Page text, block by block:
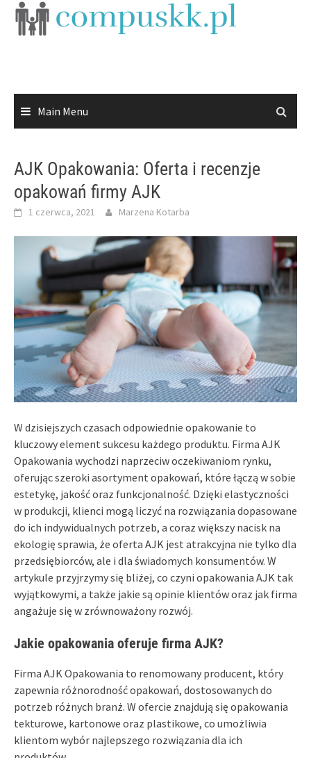
Skip
Main Menu
AJK Opakowania: Oferta i recenzje
opakowań firmy AJK
1 czerwca, 2021 Marzena Kotarba
W dzisiejszych czasach odpowiednie opakowanie to
kluczowy element sukcesu każdego produktu. Firma AJK
Opakowania wychodzi naprzeciw oczekiwaniom rynku,
oferując szeroki asortyment opakowań, które łączą w sobie
estetykę, jakość oraz funkcjonalność. Dzięki elastyczności
w produkcji, klienci mogą liczyć na rozwiązania dopasowane
do ich indywidualnych potrzeb, a coraz większy nacisk na
ekologię sprawia, że oferta AJK jest atrakcyjna nie tylko dla
przedsiębiorców, ale i dla świadomych konsumentów. W
artykule przyjrzymy się bliżej, co czyni opakowania AJK tak
wyjątkowymi, a także jakie są opinie klientów oraz jak firma
angażuje się w zrównoważony rozwój.
Jakie opakowania oferuje firma AJK?
Firma AJK Opakowania to renomowany producent, który
zapewnia różnorodność opakowań, dostosowanych do
potrzeb różnych branż. W ofercie znajdują się opakowania
tekturowe, kartonowe oraz plastikowe, co umożliwia
klientom wybór najlepszego rozwiązania dla ich